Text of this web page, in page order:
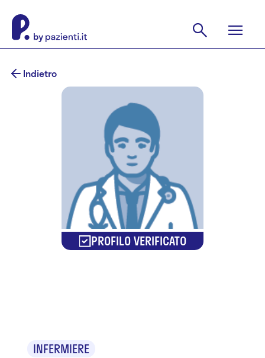
Indietro
PROFILO VERIFICATO
INFERMIERE